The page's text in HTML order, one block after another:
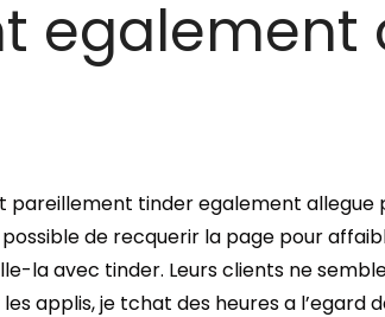
egalement
tinder egalement allegue
de recquerir la page pour
la avec tinder. Leurs clients ne
applis, je tchat des heures a l’egard